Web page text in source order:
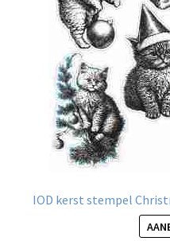
IOD kerst stempel